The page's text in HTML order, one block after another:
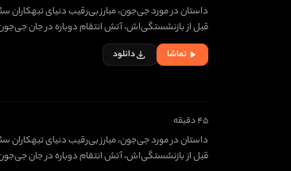
داستان در مورد جی‌جون، مبارز بی‌رقیب دنیای تبهکاران
قبل از بازنشستگی‌اش، آتش انتقام دوباره در جان جی‌جون
تماشا دانلود
۴۵ دقیقه
داستان در مورد جی‌جون، مبارز بی‌رقیب دنیای تبهکاران
قبل از بازنشستگی‌اش، آتش انتقام دوباره در جان جی‌جون